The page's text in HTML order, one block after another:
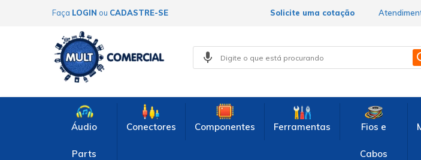
Faça LOGIN ou CADASTRE-SE Solicite uma cotação
Áudio
Parts
Conectores Componentes Ferramentas Fios e
Cabos